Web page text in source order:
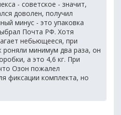
- советское - значит,
доволен, получил
минус - это упаковка
Почта РФ. Хотя
небьющееся, при
роняли минимум два раза, он
а это 4,6 кг. При
Озон пожалел
фиксации комплекта, но